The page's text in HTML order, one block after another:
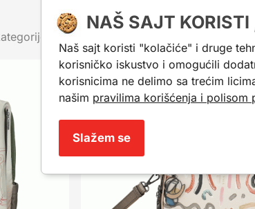
Mogu da ti posluže kao inspiracija.
-20%
NAŠ SAJT KORISTI
Naš sajt koristi "kolačiće" i druge
korisničko iskustvo i omogućili
korisnicima ne delimo sa trećim
našim pravilima korišćenja i polisom
Slažem se